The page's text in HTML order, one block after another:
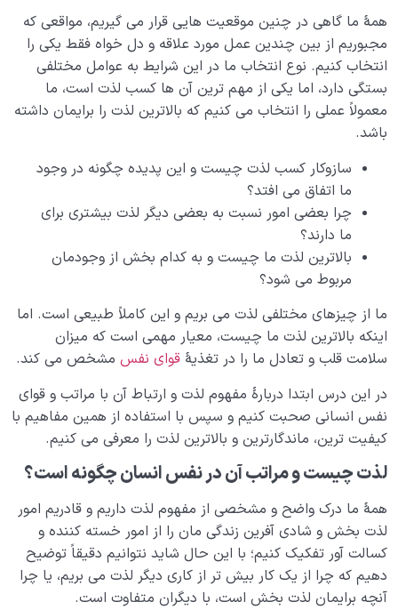
ویژگی های نظام محبتی سالم چیست؟ اولویت‌ اول خود را
چگونه انتخاب کنیم؟
عشق حقیقی چیست، انسان عاشق کیست و معشوق انسان
چه کسی است؟
فرماندهی وجود انسان در اختیار کدام بخش قرار دارد؟
خودفراموشی چیست، ریشه‌ها، پیشگیری و درمان آن چگونه
است؟
تفاوت غریزه و فطرت چیست، آیا انسان هم غریزه دارد؟
آیا علتی برای تفاوت انسان با سایر موجودات وجود دارد؟
معصومیت یعنی چه؟ چه دلیلی برای عصمت فرشتگان
وجود دارد؟
اشتراک انسان با سایر موجودات|عاملی برای درک بهتر از
ساختار نفس انسان
حضور و فعالیت فوق عقل به کارهای دنیایی ما قیمت
انسانی می‌ دهد
جسم مرکب روح است یعنی چه، جسم و روح چه رابطه‌ ای
باهم دارند؟
چرا قرآن تنها اله انسان را الله می داند، آن هم وقتی که هر
بخش وجود ما معشوقی دارد؟
بالاترین لذت؛ معیاری که میزان سلامت قلب ما را مشخص
همۀ ما گاهی در چنین موقعیت هایی قرار می گیریم، مواقعی که
مجبوریم از بین چندین عمل مورد علاقه و دل خواه فقط یکی را
انتخاب کنیم. نوع انتخاب ما در این شرایط به عوامل مختلفی
بستگی دارد، اما یکی از مهم ترین آن ها کسب لذت است، ما
معمولاً عملی را انتخاب می کنیم که بالاترین لذت را برایمان داشته
باشد.
سازوکار کسب لذت چیست و این پدیده چگونه در وجود
ما اتفاق می افتد؟
چرا بعضی امور نسبت به بعضی دیگر لذت بیشتری برای
ما دارند؟
بالاترین لذت ما چیست و به کدام بخش از وجودمان
مربوط می شود؟
ما از چیزهای مختلفی لذت می بریم و این کاملاً طبیعی است. اما
اینکه بالاترین لذت ما چیست، معیار مهمی است که میزان
سلامت قلب و تعادل ما را در تغذیۀ قوای نفس مشخص می کند.
در این درس ابتدا دربارۀ مفهوم لذت و ارتباط آن با مراتب و قوای
نفس انسانی صحبت کنیم و سپس با استفاده از همین مفاهیم با
کیفیت ترین، ماندگارترین و بالاترین لذت را معرفی می کنیم.
لذت چیست و مراتب آن در نفس انسان چگونه است؟
همۀ ما درک واضح و مشخصی از مفهوم لذت داریم و قادریم امور
لذت بخش و شادی آفرین زندگی مان را از امور خسته کننده و
کسالت آور تفکیک کنیم؛ با این حال شاید نتوانیم دقیقاً توضیح
دهیم که چرا از یک کار بیش تر از کاری دیگر لذت می بریم، یا چرا
آنچه برایمان لذت بخش است، با دیگران متفاوت است.